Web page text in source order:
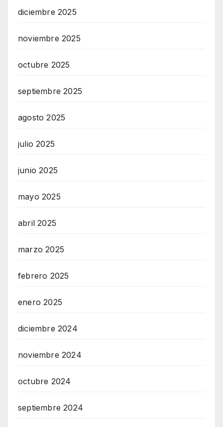
diciembre 2025
noviembre 2025
octubre 2025
septiembre 2025
agosto 2025
julio 2025
junio 2025
mayo 2025
abril 2025
marzo 2025
febrero 2025
enero 2025
diciembre 2024
noviembre 2024
octubre 2024
septiembre 2024